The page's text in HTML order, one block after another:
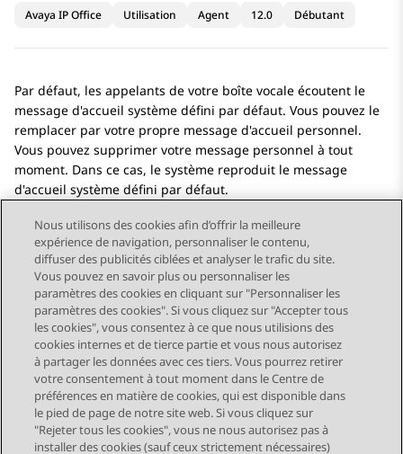
Avaya IP Office Utilisation Agent 12.0 Débutant
Par défaut, les appelants de votre boîte vocale écoutent le
message d'accueil système défini par défaut. Vous pouvez le
remplacer par votre propre message d'accueil personnel.
Vous pouvez supprimer votre message personnel à tout
moment. Dans ce cas, le système reproduit le message
d'accueil système défini par défaut.
Send Feedback
Navigation par sujet
Sujet précédent Sujet suivant
STAY CONNECTED
Nous utilisons des cookies afin d’offrir la meilleure
expérience de navigation, personnaliser le contenu,
diffuser des publicités ciblées et analyser le trafic du site.
Vous pouvez en savoir plus ou personnaliser les
paramètres des cookies en cliquant sur "Personnaliser les
paramètres des cookies". Si vous cliquez sur "Accepter tous
les cookies", vous consentez à ce que nous utilisions des
cookies internes et de tierce partie et vous nous autorisez
à partager les données avec ces tiers. Vous pourrez retirer
votre consentement à tout moment dans le Centre de
préférences en matière de cookies, qui est disponible dans
le pied de page de notre site web. Si vous cliquez sur
"Rejeter tous les cookies", vous ne nous autorisez pas à
installer des cookies (sauf ceux strictement nécessaires)